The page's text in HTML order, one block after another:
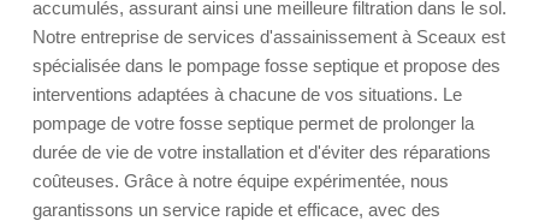
accumulés, assurant ainsi une meilleure filtration dans le sol.
Notre entreprise de services d'assainissement à Sceaux est
spécialisée dans le pompage fosse septique et propose des
interventions adaptées à chacune de vos situations. Le
pompage de votre fosse septique permet de prolonger la
durée de vie de votre installation et d'éviter des réparations
coûteuses. Grâce à notre équipe expérimentée, nous
garantissons un service rapide et efficace, avec des